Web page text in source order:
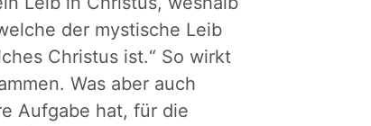
der mystische Leib
Christus ist.“ So wirkt
Was aber auch
Aufgabe hat, für die